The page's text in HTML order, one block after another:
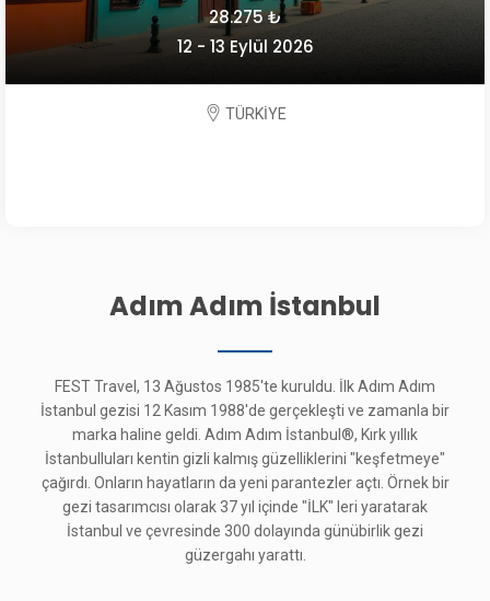
28.275 ₺
12 - 13 Eylül 2026
TÜRKİYE
Adım Adım İstanbul
FEST Travel, 13 Ağustos 1985'te kuruldu. İlk Adım Adım
İstanbul gezisi 12 Kasım 1988'de gerçekleşti ve zamanla bir
marka haline geldi. Adım Adım İstanbul®, Kırk yıllık
İstanbulluları kentin gizli kalmış güzelliklerini "keşfetmeye"
çağırdı. Onların hayatların da yeni parantezler açtı. Örnek bir
gezi tasarımcısı olarak 37 yıl içinde "İLK" leri yaratarak
İstanbul ve çevresinde 300 dolayında günübirlik gezi
güzergahı yarattı.